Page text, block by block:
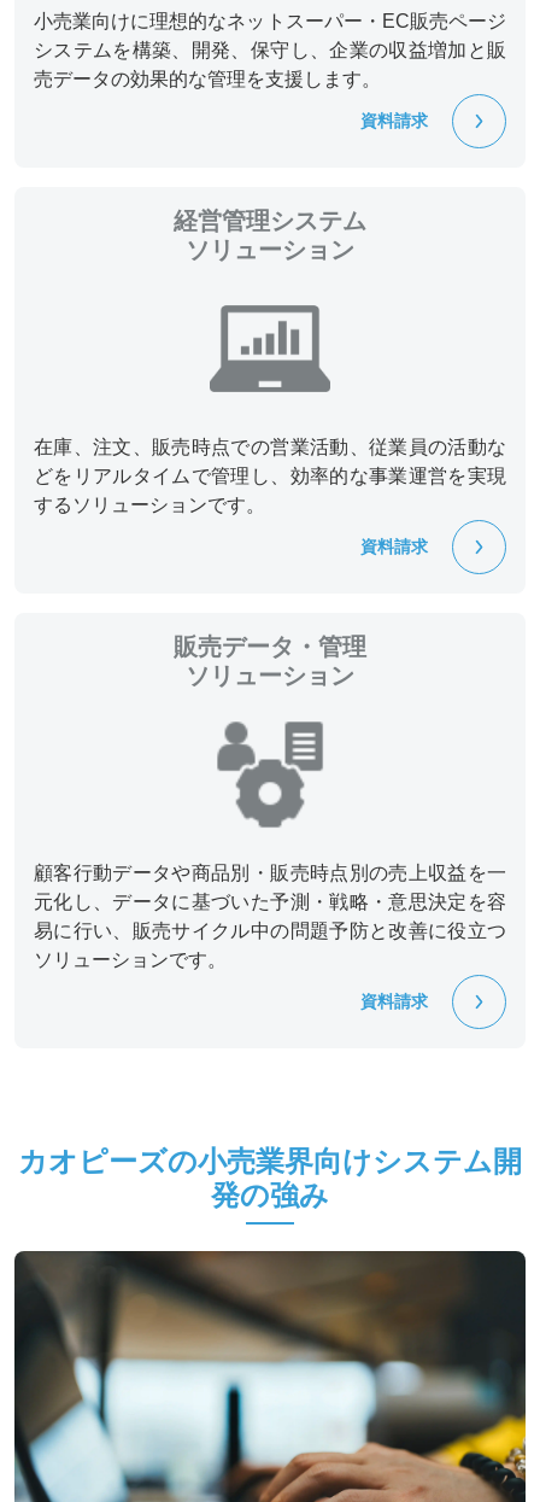
小売業向けに理想的なネットスーパー・EC販売ページ
システムを構築、開発、保守し、企業の収益増加と販
売データの効果的な管理を支援します。
資料請求
経営管理システム
ソリューション
在庫、注文、販売時点での営業活動、従業員の活動な
どをリアルタイムで管理し、効率的な事業運営を実現
するソリューションです。
資料請求
販売データ・管理
ソリューション
顧客行動データや商品別・販売時点別の売上収益を一
元化し、データに基づいた予測・戦略・意思決定を容
易に行い、販売サイクル中の問題予防と改善に役立つ
ソリューションです。
資料請求
カオピーズの小売業界向けシステム開
発の強み